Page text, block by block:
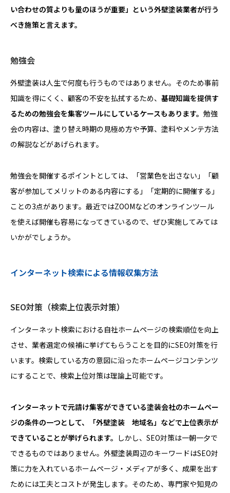
い合わせの質よりも量のほうが重要」という外壁塗装業者が行う
べき施策と言えます。
勉強会
外壁塗装は人生で何度も行うものではありません。そのため事前
知識を得にくく、顧客の不安を払拭するため、 基礎知識を提供す
るための勉強会を集客ツールにしているケースもあります。 勉強
会の内容は、塗り替え時期の見極め方や予算、塗料やメンテ方法
の解説などがあげられます。
勉強会を開催するポイントとしては、「営業色を出さない」「顧
客が参加してメリットのある内容にする」「定期的に開催する」
ことの3点があります。最近ではZOOMなどのオンラインツール
を使えば開催も容易になってきているので、ぜひ実施してみては
いかがでしょうか。
インターネット検索による情報収集方法
SEO対策（検索上位表示対策）
インターネット検索における自社ホームページの検索順位を向上
させ、業者選定の候補に挙げてもらうことを目的にSEO対策を行
います。検索している方の意図に沿ったホームページコンテンツ
にすることで、検索上位対策は理論上可能です。
インターネットで元請け集客ができている塗装会社のホームペー
ジの条件の一つとして、「外壁塗装 地域名」などで上位表示が
できていることが挙げられます。 しかし、SEO対策は一朝一夕で
できるものではありません。外壁塗装周辺のキーワードはSEO対
策に力を入れているホームページ・メディアが多く、成果を出す
ためには工夫とコストが発生します。そのため、専門家や知見の